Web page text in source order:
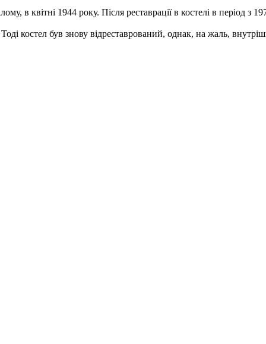
в квітні 1944 року. Після реставрації в костелі в період з
костел був знову відреставрований, однак, на жаль,